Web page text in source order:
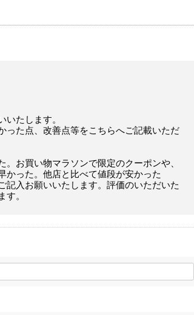
いたします。
った点、改善点等をこちらへご記載いただ
お買い物マラソンで限定のクーポンや、
かった。他店と比べて値段が安かった
記入お願いいたします。評価のいただいた
す。